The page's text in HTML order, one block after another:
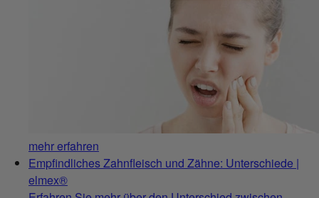
mehr erfahren
Empfindliches Zahnfleisch und Zähne: Unterschiede |
elmex®